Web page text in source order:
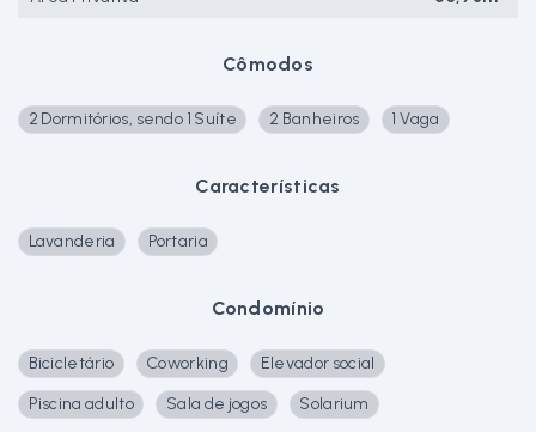
Cômodos
2 Dormitórios, sendo 1 Suíte 2 Banheiros 1 Vaga
Características
Lavanderia Portaria
Condomínio
Bicicletário Coworking
Elevador social
Piscina adulto
Sala de jogos Solarium